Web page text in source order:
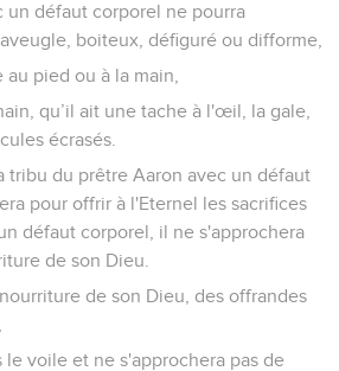
un défaut corporel ne pourra
boiteux, défiguré ou difforme,
pied ou à la main,
qu’il ait une tache à l'œil, la gale,
écrasés.
tribu du prêtre Aaron avec un défaut
pour offrir à l'Eternel les sacrifices
défaut corporel, il ne s'approchera
de son Dieu.
de son Dieu, des offrandes
le voile et ne s'approchera pas de